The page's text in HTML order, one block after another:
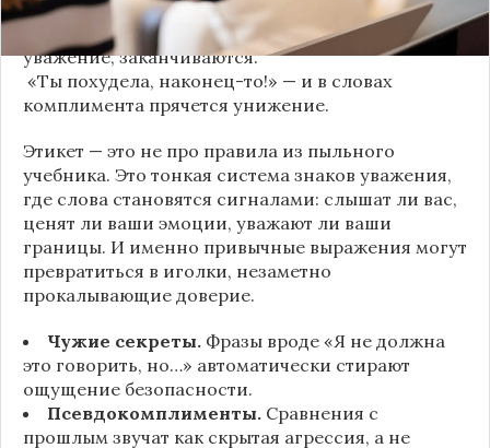
человек.
«Хватит ныть» — и разговор, а вместе с ним
уважение, заканчиваются.
«Ты похудела, наконец-то!» — и в словах
комплимента прячется унижение.
Этикет — это не про правила из пыльного
учебника. Это тонкая система знаков уважения,
где слова становятся сигналами: слышат ли вас,
ценят ли ваши эмоции, уважают ли ваши
границы. И именно привычные выражения могут
превратиться в иголки, незаметно
прокалывающие доверие.
Чужие секреты. Фразы вроде «Я не должна
это говорить, но…» автоматически стирают
ощущение безопасности.
Псевдокомплименты. Сравнения с
прошлым звучат как скрытая агрессия, а не